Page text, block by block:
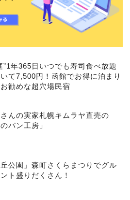
”1年365日いつでも寿司食べ放題
て7,500円！函館でお得に泊まり
勧めな超穴場民宿
んの実家札幌キムラヤ直売の
パン工房」
丘公園」森町さくらまつりでグル
ト盛りだくさん！